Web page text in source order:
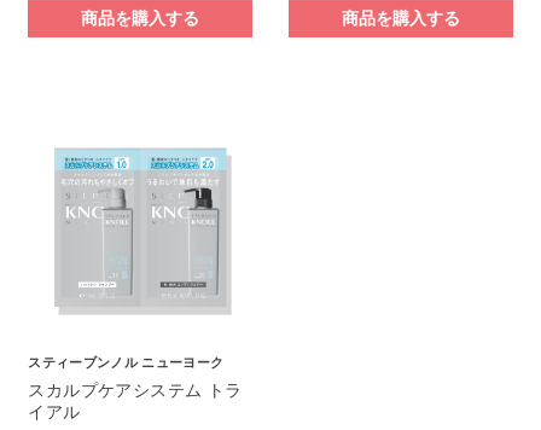
商品を購入する 商品を購入する
スティーブンノル ニューヨーク
スカルプケアシステム トラ
イアル